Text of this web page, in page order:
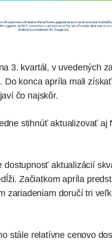
3. kvartál, v uvedených
Do konca apríla mali
čo najskôr.
stihnúť aktualizovať aj
aktualizácií
Začiatkom apríla
zariadeniam doručí tri
stále relatívne cenovo